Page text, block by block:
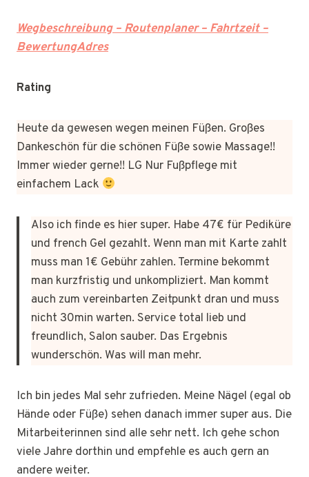
Wegbeschreibung – Routenplaner – Fahrtzeit –
BewertungAdres
Rating
Heute da gewesen wegen meinen Füßen. Großes
Dankeschön für die schönen Füße sowie Massage!!
Immer wieder gerne!! LG Nur Fußpflege mit
einfachem Lack
Also ich finde es hier super. Habe 47€ für Pediküre
und french Gel gezahlt. Wenn man mit Karte zahlt
muss man 1€ Gebühr zahlen. Termine bekommt
man kurzfristig und unkompliziert. Man kommt
auch zum vereinbarten Zeitpunkt dran und muss
nicht 30min warten. Service total lieb und
freundlich, Salon sauber. Das Ergebnis
wunderschön. Was will man mehr.
Ich bin jedes Mal sehr zufrieden. Meine Nägel (egal ob
Hände oder Füße) sehen danach immer super aus. Die
Mitarbeiterinnen sind alle sehr nett. Ich gehe schon
viele Jahre dorthin und empfehle es auch gern an
andere weiter.